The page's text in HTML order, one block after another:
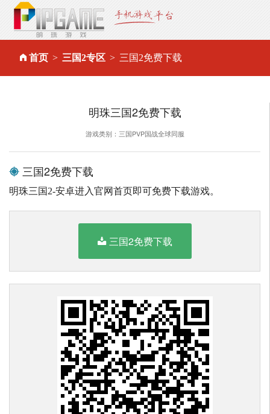
首页 三国2专区 三国2免费下载
明珠三国2免费下载
游戏类别：三国PVP国战全球同服
三国2免费下载
明珠三国2-安卓进入官网首页即可免费下载游戏。
三国2免费下载